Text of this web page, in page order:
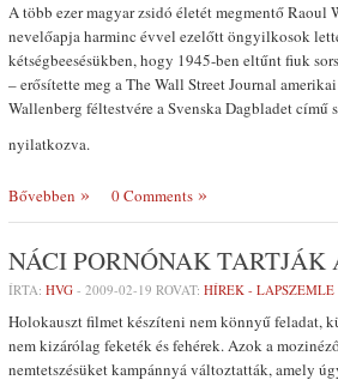
A több ezer magyar zsidó életét megmentő Raoul
nevelőapja harminc évvel ezelőtt öngyilkosok
kétségbeesésükben, hogy 1945-ben eltűnt fiuk
– erősítette meg a The Wall Street Journal
Wallenberg féltestvére a Svenska Dagbladet című
nyilatkozva.
Bővebben 0 Comments
NÁCI PORNÓNAK
ÍRTA: HVG - 2009-02-19 ROVAT: HÍREK - LAPSZEMLE
Holokauszt filmet készíteni nem könnyű feladat,
nem kizárólag feketék és fehérek. Azok a
nemtetszésüket kampánnyá változtatták, amely